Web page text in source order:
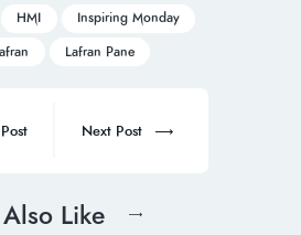
HMI
Inspiring Monday
Lafran Pane
Next Post
Like